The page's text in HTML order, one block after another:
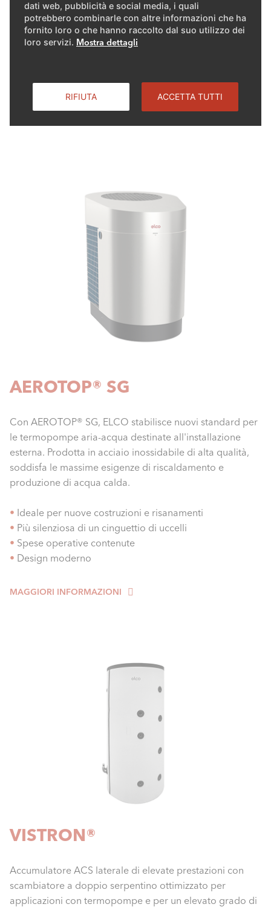
dati web, pubblicità e social media, i quali
potrebbero combinarle con altre informazioni che ha
fornito loro o che hanno raccolto dal suo utilizzo dei
loro servizi. Mostra dettagli
RIFIUTA ACCETTA TUTTI
Die neue Wärmepumpenheizung ist eine ebenso
nachhaltige wie leise Heizungslösung. Trotz der engen
Gasse und dichten Bauweise gibt es keine
AEROTOP® SG
Con AEROTOP® SG, ELCO stabilisce nuovi standard per
le termopompe aria-acqua destinate all'installazione
esterna. Prodotta in acciaio inossidabile di alta qualità,
soddisfa le massime esigenze di riscaldamento e
produzione di acqua calda.
• Ideale per nuove costruzioni e risanamenti
• Più silenziosa di un cinguettio di uccelli
• Spese operative contenute
• Design moderno
MAGGIORI INFORMAZIONI
VISTRON®
Accumulatore ACS laterale di elevate prestazioni con
scambiatore a doppio serpentino ottimizzato per
applicazioni con termopompe e per un elevato grado di